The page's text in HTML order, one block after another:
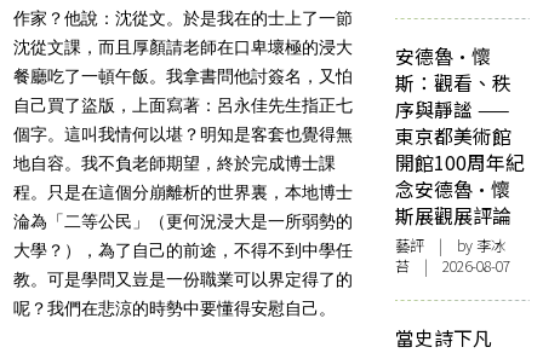
作家？他說：沈從文。於是我在的士上了一節
沈從文課，而且厚顏請老師在口卑壞極的浸大
餐廳吃了一頓午飯。我拿書問他討簽名，又怕
自己買了盜版，上面寫著：呂永佳先生指正七
個字。這叫我情何以堪？明知是客套也覺得無
地自容。我不負老師期望，終於完成博士課
程。只是在這個分崩離析的世界裏，本地博士
淪為「二等公民」（更何況浸大是一所弱勢的
大學？），為了自己的前途，不得不到中學任
教。可是學問又豈是一份職業可以界定得了的
呢？我們在悲涼的時勢中要懂得安慰自己。
安德魯·懷
斯：觀看、秩
序與靜謐 ——
東京都美術館
開館100周年紀
念安德魯·懷
斯展觀展評論
藝評 | by 李冰
苔 | 2026-08-07
當史詩下凡